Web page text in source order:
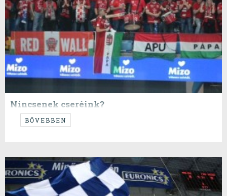
Nincsenek cseréink?
...vagy mi?
BŐVEBBEN